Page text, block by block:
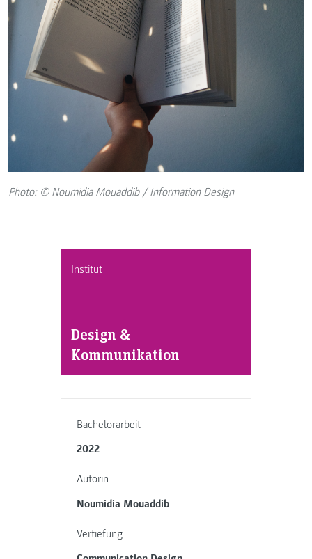
Institut
Design &
Kommunikation
Bachelorarbeit
2022
Autorin
Noumidia Mouaddib
Vertiefung
Photo: © Noumidia Mouaddib / Information Design